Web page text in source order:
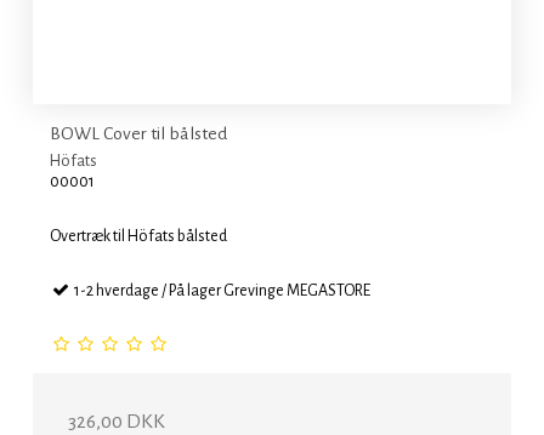
BOWL Cover til bålsted
Höfats
00001
Overtræk til Höfats bålsted
1-2 hverdage / På lager Grevinge MEGASTORE
326,00 DKK